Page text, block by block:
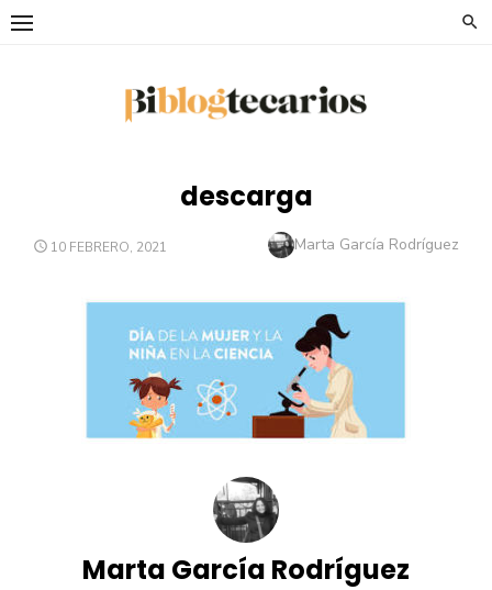
Saltar
descarga
PUBLICADO
10 FEBRERO, 2021 Autor
Marta García Rodríguez
Marta García Rodríguez